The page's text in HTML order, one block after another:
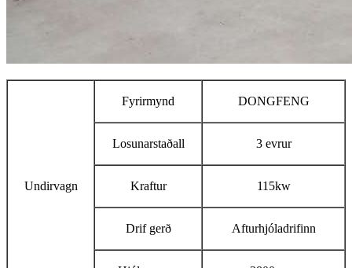
Undirvagn
Fyrirmynd DONGFENG
Losunarstaðall 3 evrur
Kraftur 115kw
Drif gerð Afturhjóladrifinn